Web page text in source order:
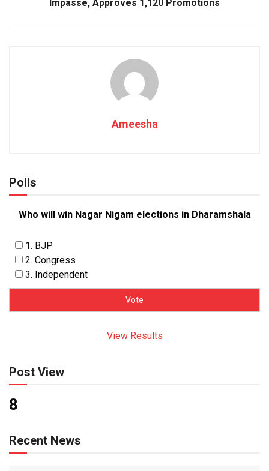
Impasse, Approves 1,120 Promotions
Ameesha
Polls
Who will win Nagar Nigam elections in Dharamshala
1. BJP
2. Congress
3. Independent
View Results
Post View
8
Recent News